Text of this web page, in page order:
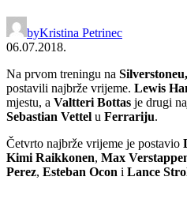
byKristina Petrinec
06.07.2018.
Na prvom treningu na
postavili najbrže vrijeme. Lewis
mjestu, a Valtteri Bottas je drugi
Sebastian Vettel u Ferrariju.
Četvrto najbrže vrijeme je postavio
Kimi Raikkonen, Max
Perez, Esteban Ocon i Lance